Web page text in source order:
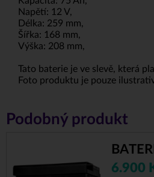
Napětí: 12 V,
Délka: 259 mm,
Šířka: 168 mm,
Výška: 208 mm,
Tato baterie je ve slevě, která
Foto produktu je pouze
Podobný produkt
6.900